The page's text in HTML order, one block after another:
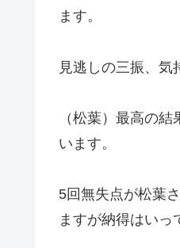
ます。
見逃しの三振、気
（松葉）最高の
います。
5回無失点が松葉
ますが納得はいっ